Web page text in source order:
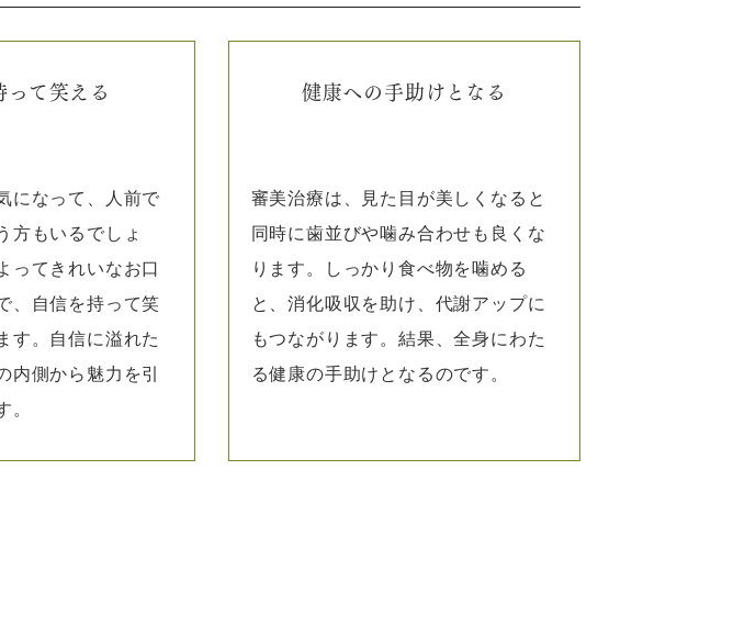
って笑える
になって、人前で
方もいるでしょ
ってきれいなお口
、自信を持って笑
す。自信に溢れた
内側から魅力を引
。
健康への手助けとなる
審美治療は、見た目が美しくなると
同時に歯並びや噛み合わせも良くな
ります。しっかり食べ物を噛める
と、消化吸収を助け、代謝アップに
もつながります。結果、全身にわた
る健康の手助けとなるのです。